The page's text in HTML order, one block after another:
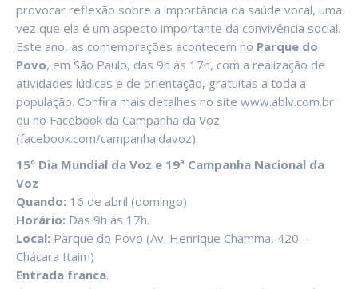
provocar reflexão sobre a importância da saúde vocal, uma
vez que ela é um aspecto importante da convivência social.
Este ano, as comemorações acontecem no Parque do
Povo, em São Paulo, das 9h às 17h, com a realização de
atividades lúdicas e de orientação, gratuitas a toda a
população. Confira mais detalhes no site www.ablv.com.br
ou no Facebook da Campanha da Voz
(facebook.com/campanha.davoz).
15º Dia Mundial da Voz e 19ª Campanha Nacional da
Voz
Quando: 16 de abril (domingo)
Horário: Das 9h às 17h.
Local: Parque do Povo (Av. Henrique Chamma, 420 –
Chácara Itaim)
Entrada franca.